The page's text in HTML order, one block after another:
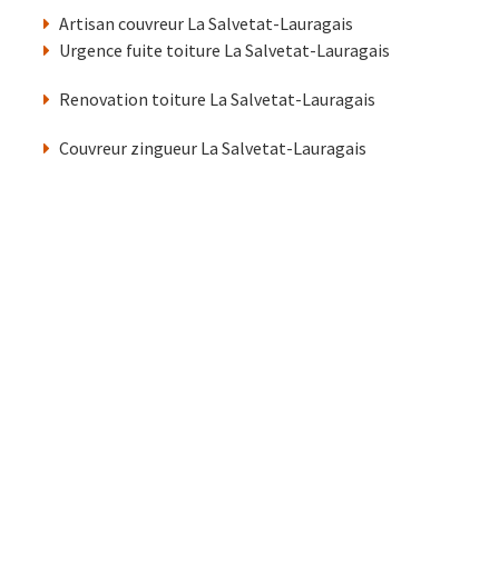
Artisan couvreur La Salvetat-Lauragais
Urgence fuite toiture La Salvetat-Lauragais
Renovation toiture La Salvetat-Lauragais
Couvreur zingueur La Salvetat-Lauragais